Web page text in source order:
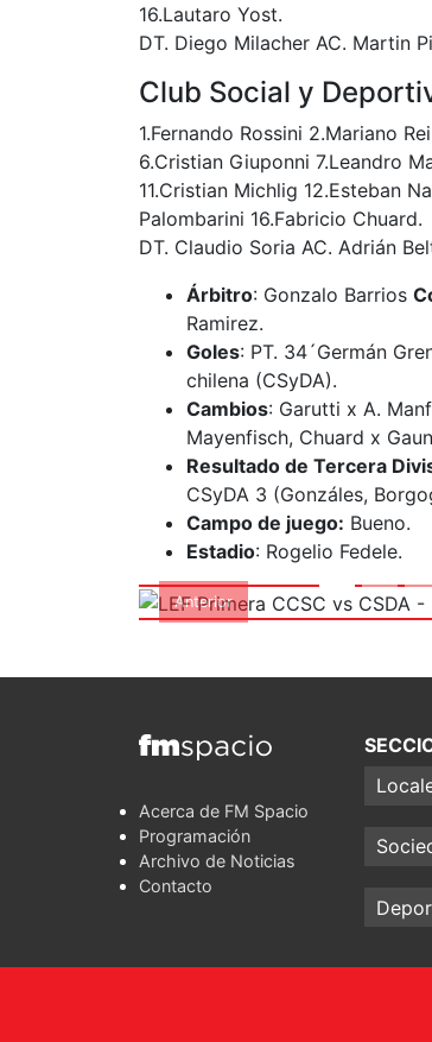
16.Lautaro Yost.
DT. Diego Milacher AC. Martin
Club Social y
1.Fernando Rossini 2.Mariano
6.Cristian Giuponni 7.Leandro
11.Cristian Michlig 12.Esteban
Palombarini 16.Fabricio Chuard.
DT. Claudio Soria AC. Adrián
Árbitro: Gonzalo Barrios
Ramirez.
Goles: PT. 34´Germán
chilena (CSyDA).
Cambios: Garutti x A.
Mayenfisch, Chuard x
Resultado de Tercera
CSyDA 3 (Gonzáles,
Campo de juego: Bueno.
Estadio: Rogelio Fedele.
LEF
Anterior
Acerca de FM Spacio
Programación
Archivo de Noticias
Contacto